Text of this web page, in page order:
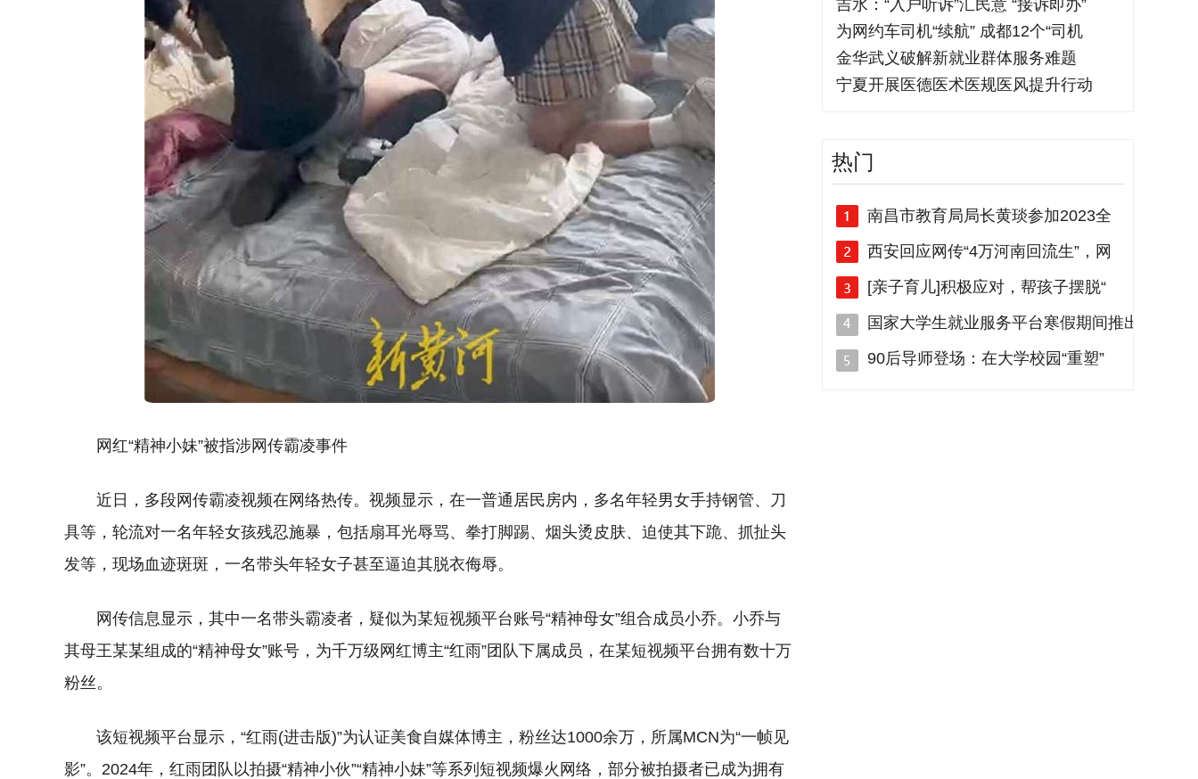
网红“精神小妹”被指涉网传霸凌事件
近日，多段网传霸凌视频在网络热传。视频显示，在一普通居民房内，多名年轻男女手持钢管、刀
具等，轮流对一名年轻女孩残忍施暴，包括扇耳光辱骂、拳打脚踢、烟头烫皮肤、迫使其下跪、抓扯头
发等，现场血迹斑斑，一名带头年轻女子甚至逼迫其脱衣侮辱。
网传信息显示，其中一名带头霸凌者，疑似为某短视频平台账号“精神母女”组合成员小乔。小乔与
其母王某某组成的“精神母女”账号，为千万级网红博主“红雨”团队下属成员，在某短视频平台拥有数十万
粉丝。
该短视频平台显示，“红雨(进击版)”为认证美食自媒体博主，粉丝达1000余万，所属MCN为“一帧见
影”。2024年，红雨团队以拍摄“精神小伙”“精神小妹”等系列短视频爆火网络，部分被拍摄者已成为拥有
吉水：“入户听诉”汇民意 “接诉即办”
为网约车司机“续航” 成都12个“司机
金华武义破解新就业群体服务难题
宁夏开展医德医术医规医风提升行动
热门
南昌市教育局局长黄琰参加2023全
西安回应网传“4万河南回流生”，网
[亲子育儿]积极应对，帮孩子摆脱“
国家大学生就业服务平台寒假期间推出
90后导师登场：在大学校园“重塑”